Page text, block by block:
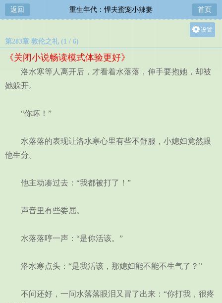
返回 重生年代：悍夫蜜宠小辣妻 首页
设置
中
第283章 敦伦之礼 (1 / 6)
《关闭小说畅读模式体验更好》
洛水寒等人离开后，才看着水落落，伸手要抱她，却被
她躲开。
“你坏！”
水落落的表现让洛水寒心里有些不舒服，小媳妇竟然跟
他生分。
他主动凑过去：“我都被打了！”
声音里有些委屈。
水落落哼一声：“是你活该。”
洛水寒点头：“是我活该，那媳妇能不能不生气了？”
不问还好，一问水落落眼泪又冒了出来：“你打我，很疼